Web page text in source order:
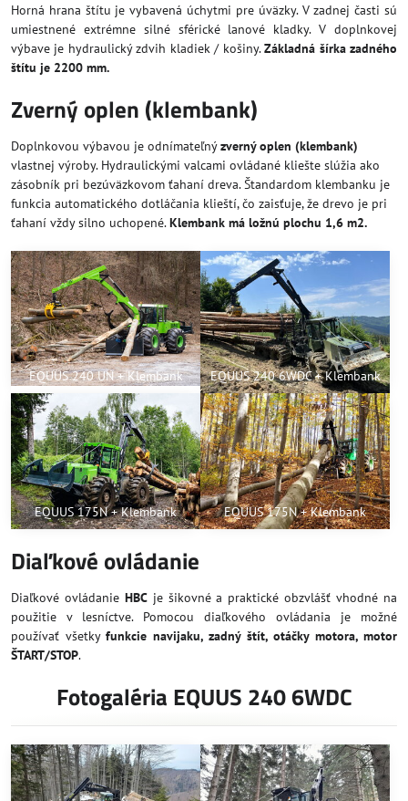
Horná hrana štítu je vybavená úchytmi pre úväzky. V zadnej časti sú
umiestnené extrémne silné sférické lanové kladky. V doplnkovej
výbave je hydraulický zdvih kladiek / košiny.Základná šírka zadného
štítu je 2200 mm.
Zverný oplen (klembank)
Doplnkovou výbavou je odnímateľnýzverný oplen (klembank)
vlastnej výroby. Hydraulickými valcami ovládané kliešte slúžia ako
zásobník pri bezúväzkovom ťahaní dreva. Štandardom klembanku je
funkcia automatického dotláčania klieští, čo zaisťuje, že drevo je pri
ťahaní vždy silno uchopené.Klembank má ložnú plochu 1,6 m2.
EQUUS 240 UN + Klembank EQUUS 240 6WDC + Klembank
EQUUS 175N + Klembank EQUUS 175N + Klembank
Diaľkové ovládanie
Diaľkové ovládanie HBCje šikovné a praktické obzvlášť vhodné na
použitie v lesníctve. Pomocou diaľkového ovládania je možné
používať všetky funkcie navijaku, zadný štít, otáčky motora, motor
ŠTART/STOP.
Fotogaléria EQUUS 240 6WDC